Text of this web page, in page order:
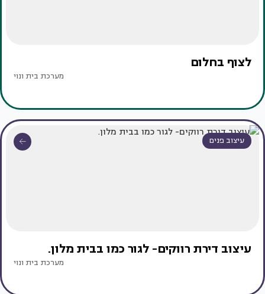
לצוף בחלום
מערכת בית ונוי
עיצוב פנים
עיצוב דירת רווקים- לגור כמו בבית מלון.
מערכת בית ונוי